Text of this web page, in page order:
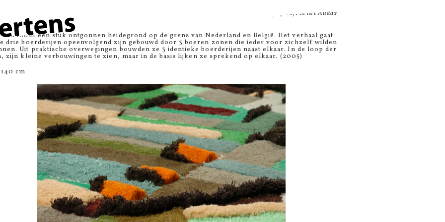
. De kleden zijn getuft in hetAudax
Tilburg.
toont een stuk ontgonnen heidegrond op de grens van Nederland en België. Het verhaal gaat
drie boerderijen opeenvolgend zijn gebouwd door 3 boeren zonen die ieder voor zichzelf wilden
Uit praktische overwegingen bouwden ze 3 identieke boerderijen naast elkaar. In de loop der
zijn kleine verbouwingen te zien, maar in de basis lijken ze sprekend op elkaar. (2005)
cm